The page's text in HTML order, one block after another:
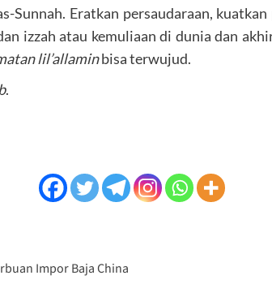
Sunnah. Eratkan persaudaraan,
izzah atau kemuliaan di dunia dan
lil’allaminbisa terwujud.
.
Impor Baja China